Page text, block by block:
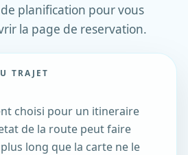
planification pour vous
la page de reservation.
TRAJET
choisi pour un itineraire
de la route peut faire
long que la carte ne le